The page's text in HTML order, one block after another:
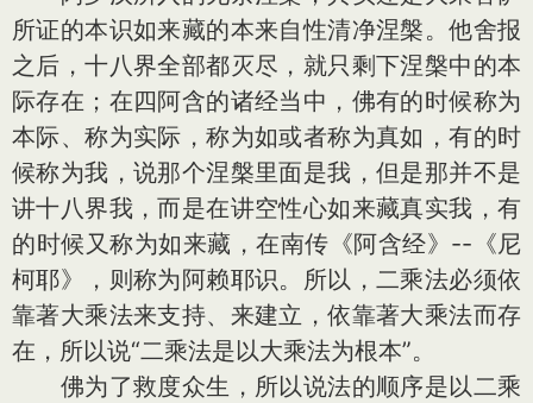
所证的本识如来藏的本来自性清净涅槃。他舍报
之后，十八界全部都灭尽，就只剩下涅槃中的本
际存在；在四阿含的诸经当中，佛有的时候称为
本际、称为实际，称为如或者称为真如，有的时
候称为我，说那个涅槃里面是我，但是那并不是
讲十八界我，而是在讲空性心如来藏真实我，有
的时候又称为如来藏，在南传《阿含经》--《尼
柯耶》，则称为阿赖耶识。所以，二乘法必须依
靠著大乘法来支持、来建立，依靠著大乘法而存
在，所以说“二乘法是以大乘法为根本”。
佛为了救度众生，所以说法的顺序是以二乘